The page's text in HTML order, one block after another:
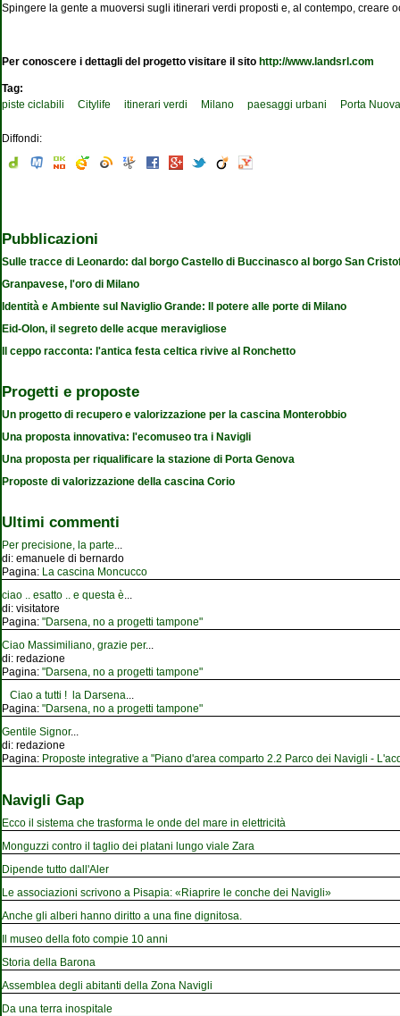
Spingere la gente a muoversi sugli itinerari verdi proposti e, al contempo, creare
Per conoscere i dettagli del progetto visitare il sito http://www.landsrl.com
Tag:
piste ciclabili
Citylife itinerari verdi Milano paesaggi urbani Porta Nuova
Diffondi:
Pubblicazioni
Sulle tracce di Leonardo: dal borgo Castello di Buccinasco al borgo San
Granpavese, l'oro di Milano
Identità e Ambiente sul Naviglio Grande: Il potere alle porte di Milano
Eid-Olon, il segreto delle acque meravigliose
Il ceppo racconta: l'antica festa celtica rivive al Ronchetto
Progetti e proposte
Un progetto di recupero e valorizzazione per la cascina Monterobbio
Una proposta innovativa: l'ecomuseo tra i Navigli
Una proposta per riqualificare la stazione di Porta Genova
Proposte di valorizzazione della cascina Corio
Ultimi commenti
Per precisione, la parte
di: emanuele di bernardo
Pagina: La cascina Moncucco
ciao .. esatto .. e questa è
di: visitatore
Pagina: "Darsena, no a progetti tampone"
Ciao Massimiliano, grazie per...
di: redazione
Pagina: "Darsena, no a progetti tampone"
Ciao a tutti ! la Darsena
Pagina: "Darsena, no a progetti tampone"
Gentile Signor...
di: redazione
Pagina: Proposte integrative a "Piano d'area comparto 2.2 Parco dei Navigli -
Navigli Gap
Ecco il sistema che trasforma le onde del mare in elettricità
Monguzzi contro il taglio dei platani lungo viale Zara
Dipende tutto dall'Aler
Le associazioni scrivono a Pisapia: «Riaprire le conche dei Navigli»
Anche gli alberi hanno diritto a una fine dignitosa.
Il museo della foto compie 10 anni
Storia della Barona
Assemblea degli abitanti della Zona Navigli
Da una terra inospitale